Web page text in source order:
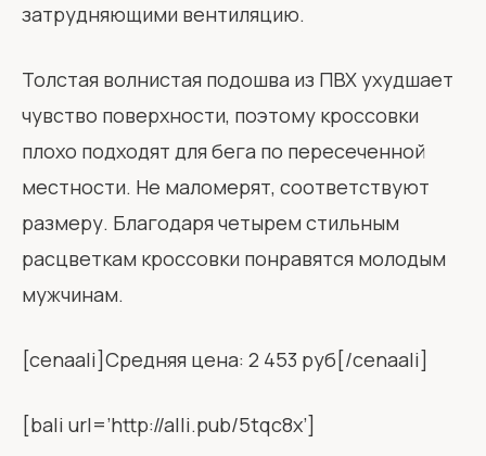
затрудняющими вентиляцию.
Толстая волнистая подошва из ПВХ ухудшает
чувство поверхности, поэтому кроссовки
плохо подходят для бега по пересеченной
местности. Не маломерят, соответствуют
размеру. Благодаря четырем стильным
расцветкам кроссовки понравятся молодым
мужчинам.
[cenaali]Средняя цена: 2 453 руб[/cenaali]
[bali url=’http://alli.pub/5tqc8x’]